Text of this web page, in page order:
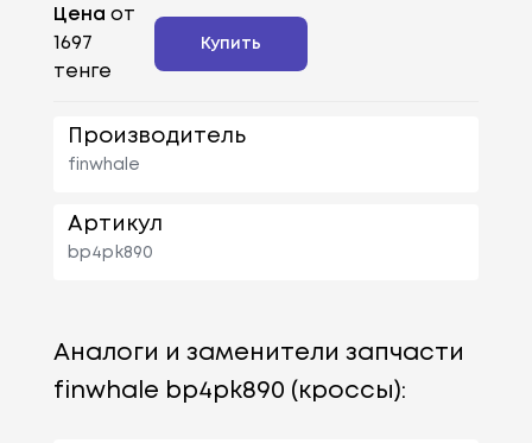
Цена от
1697
тенге
Купить
Производитель
finwhale
Артикул
bp4pk890
Аналоги и заменители запчасти
finwhale bp4pk890 (кроссы):